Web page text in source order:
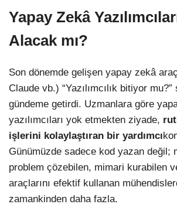
Yapay Zekâ
Alacak mı?
Son dönemde gelişen yapay zekâ
Claude vb.) “Yazılımcılık bitiyor
gündeme getirdi. Uzmanlara göre
yazılımcıları yok etmekten ziyade,
işlerini kolaylaştıran bir yardımcı
Günümüzde sadece kod yazan değil;
problem çözebilen, mimari kurabilen
araçlarını efektif kullanan
zamankinden daha fazla.